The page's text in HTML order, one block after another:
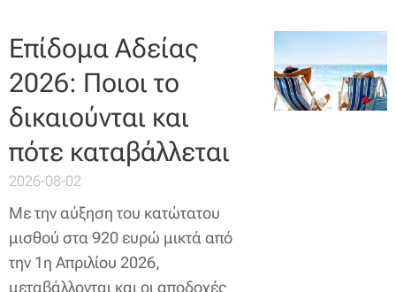
Επίδομα Αδείας
2026: Ποιοι το
δικαιούνται και
πότε καταβάλλεται
2026-08-02
Με την αύξηση του κατώτατου
μισθού στα 920 ευρώ μικτά από
την 1η Απριλίου 2026,
μεταβάλλονται και οι αποδοχές